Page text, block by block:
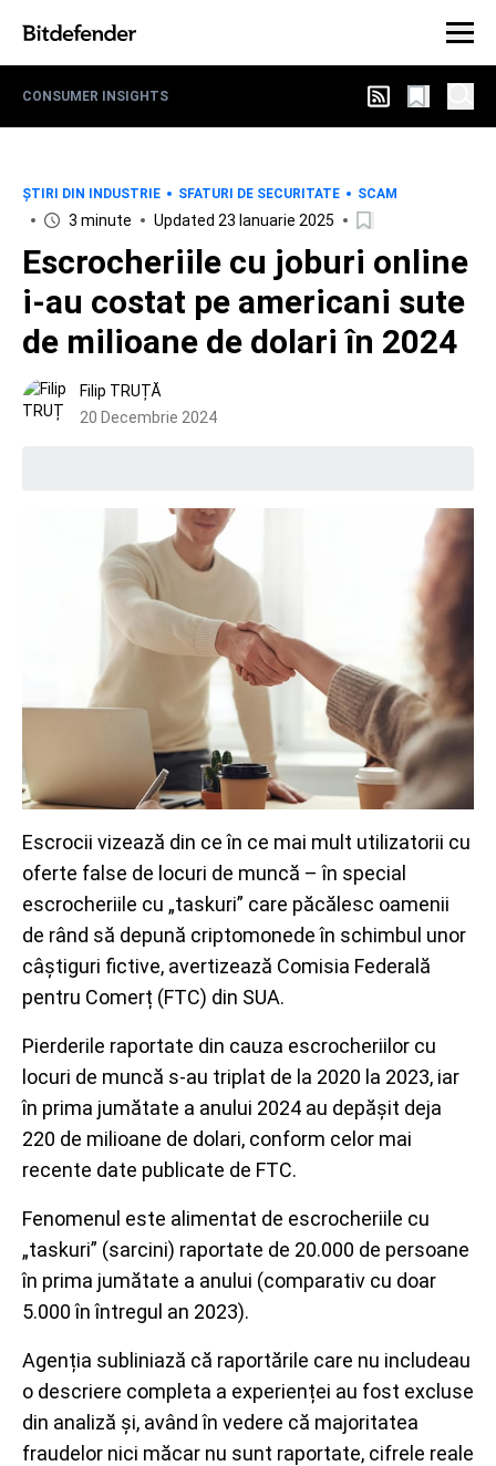
CONSUMER INSIGHTS
ȘTIRI DIN INDUSTRIE SFATURI DE SECURITATE SCAM
3 minute Updated 23 Ianuarie 2025
Escrocheriile cu joburi online
i-au costat pe americani sute
de milioane de dolari în 2024
Filip TRUȚĂ
20 Decembrie 2024
Escrocii vizează din ce în ce mai mult utilizatorii cu
oferte false de locuri de muncă – în special
escrocheriile cu „taskuri” care păcălesc oamenii
de rând să depună criptomonede în schimbul unor
câștiguri fictive, avertizează Comisia Federală
pentru Comerț (FTC) din SUA.
Pierderile raportate din cauza escrocheriilor cu
locuri de muncă s-au triplat de la 2020 la 2023, iar
în prima jumătate a anului 2024 au depășit deja
220 de milioane de dolari, conform celor mai
recente date publicate de FTC.
Fenomenul este alimentat de escrocheriile cu
„taskuri” (sarcini) raportate de 20.000 de persoane
în prima jumătate a anului (comparativ cu doar
5.000 în întregul an 2023).
Agenția subliniază că raportările care nu includeau
o descriere completa a experienței au fost excluse
din analiză și, având în vedere că majoritatea
fraudelor nici măcar nu sunt raportate, cifrele reale